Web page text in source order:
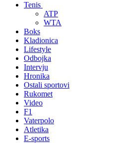
Tenis
ATP
WTA
Boks
Kladionica
Lifestyle
Odbojka
Intervju
Hronika
Ostali sportovi
Rukomet
Video
F1
Vaterpolo
Atletika
E-sports